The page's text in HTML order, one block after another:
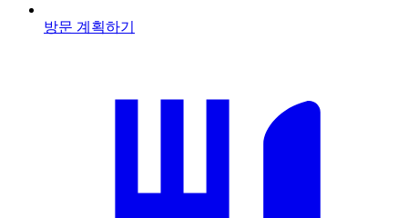
방문 계획하기